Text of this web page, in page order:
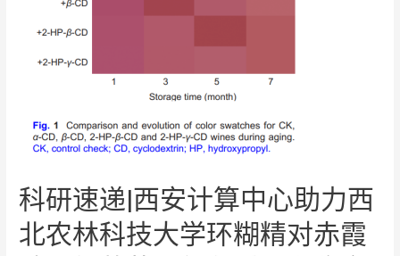
科研速递|西安计算中心助力西
北农林科技大学环糊精对赤霞